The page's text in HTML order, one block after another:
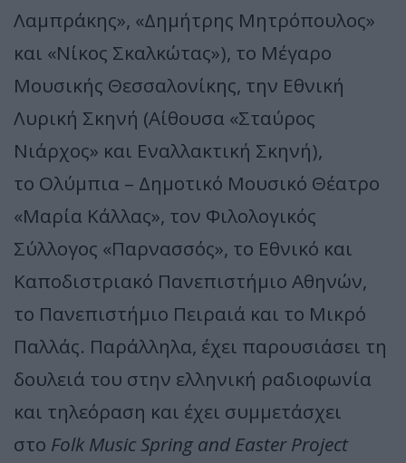
Λαμπράκης», «Δημήτρης Μητρόπουλος»
και «Νίκος Σκαλκώτας»), το Μέγαρο
Μουσικής Θεσσαλονίκης, την Εθνική
Λυρική Σκηνή (Αίθουσα «Σταύρος
Νιάρχος» και Εναλλακτική Σκηνή),
το Ολύμπια – Δημοτικό Μουσικό Θέατρο
«Μαρία Κάλλας», τον Φιλολογικός
Σύλλογος «Παρνασσός», το Εθνικό και
Καποδιστριακό Πανεπιστήμιο Αθηνών,
το Πανεπιστήμιο Πειραιά και το Μικρό
Παλλάς. Παράλληλα, έχει παρουσιάσει τη
δουλειά του στην ελληνική ραδιοφωνία
και τηλεόραση και έχει συμμετάσχει
στο Folk Music Spring and Easter Project